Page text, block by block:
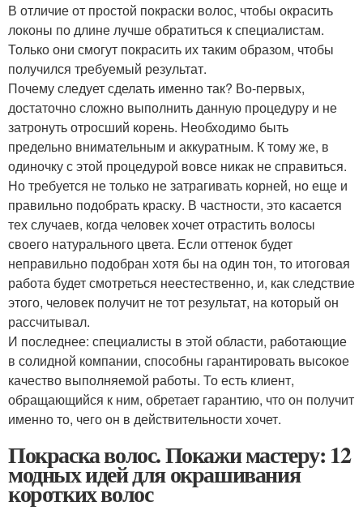
В отличие от простой покраски волос, чтобы окрасить
локоны по длине лучше обратиться к специалистам.
Только они смогут покрасить их таким образом, чтобы
получился требуемый результат.
Почему следует сделать именно так? Во-первых,
достаточно сложно выполнить данную процедуру и не
затронуть отросший корень. Необходимо быть
предельно внимательным и аккуратным. К тому же, в
одиночку с этой процедурой вовсе никак не справиться.
Но требуется не только не затрагивать корней, но еще и
правильно подобрать краску. В частности, это касается
тех случаев, когда человек хочет отрастить волосы
своего натурального цвета. Если оттенок будет
неправильно подобран хотя бы на один тон, то итоговая
работа будет смотреться неестественно, и, как следствие
этого, человек получит не тот результат, на который он
рассчитывал.
И последнее: специалисты в этой области, работающие
в солидной компании, способны гарантировать высокое
качество выполняемой работы. То есть клиент,
обращающийся к ним, обретает гарантию, что он получит
именно то, чего он в действительности хочет.
Покраска волос. Покажи мастеру: 12
модных идей для окрашивания
коротких волос